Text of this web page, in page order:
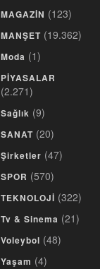
MAGAZİN (123)
MANŞET (19.362)
Moda (1)
PİYASALAR
(2.271)
Sağlık (9)
SANAT (20)
Şirketler (47)
SPOR (570)
TEKNOLOJİ (322)
Tv & Sinema (21)
Voleybol (48)
Yaşam (4)